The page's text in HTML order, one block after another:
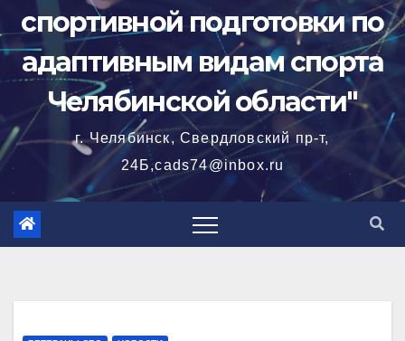
спортивной подготовки по
адаптивным видам спорта
Челябинской области"
г. Челябинск, Свердловский пр-т,
24Б,cads74@inbox.ru